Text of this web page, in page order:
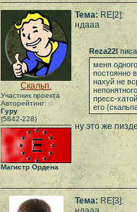
Скальп.
Участник проекта
Авторейтинг:
Гуру
(5842-228)
Магистр Ордена
Тема: RE[2]:
ндааа
Reza22I
меня
постоянно
нахуй не
пресс-
его
ну это же
Тема: RE[3]: